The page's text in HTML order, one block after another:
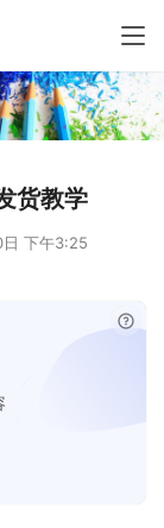
货教学
下午3:25